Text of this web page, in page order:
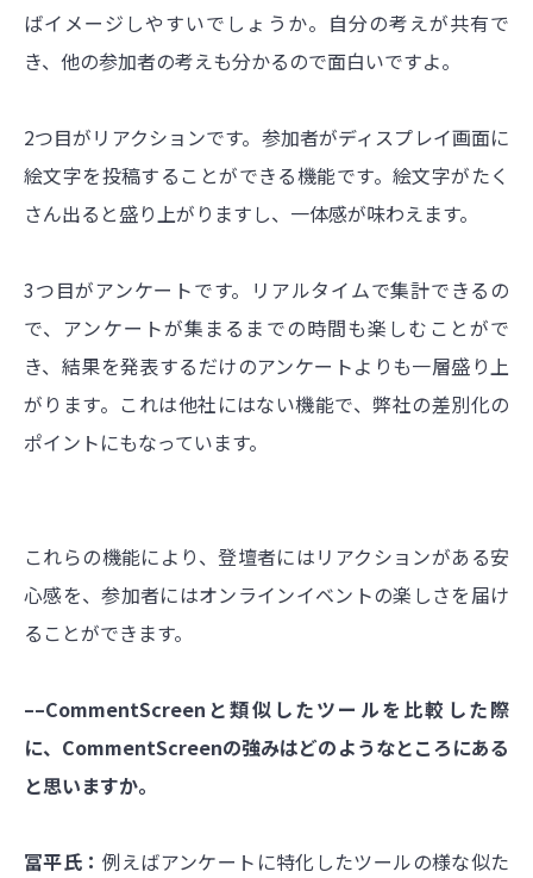
ばイメージしやすいでしょうか。自分の考えが共有で
き、他の参加者の考えも分かるので面白いですよ。
2つ目がリアクションです。参加者がディスプレイ画面に
絵文字を投稿することができる機能です。絵文字がたく
さん出ると盛り上がりますし、一体感が味わえます。
3つ目がアンケートです。リアルタイムで集計できるの
で、アンケートが集まるまでの時間も楽しむことがで
き、結果を発表するだけのアンケートよりも一層盛り上
がります。これは他社にはない機能で、弊社の差別化の
ポイントにもなっています。
これらの機能により、登壇者にはリアクションがある安
心感を、参加者にはオンラインイベントの楽しさを届け
ることができます。
––CommentScreenと類似したツールを比較した際
に、CommentScreenの強みはどのようなところにある
と思いますか。
冨平氏： 例えばアンケートに特化したツールの様な似た